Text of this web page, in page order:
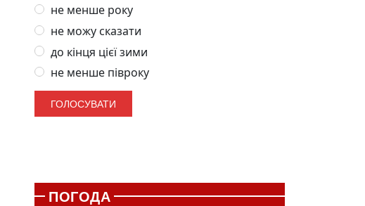
не менше року
не можу сказати
до кінця цієї зими
не менше півроку
ПОГОДА